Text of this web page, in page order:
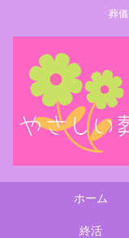
葬
ホーム
終活